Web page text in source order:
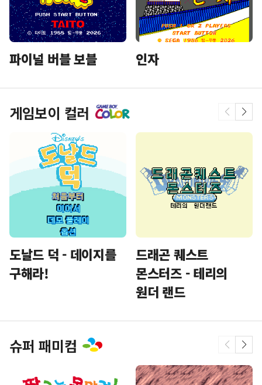
파이널 버블 보블 인자
게임보이 컬러
도날드 덕 - 데이지를
구해라!
드래곤 퀘스트
몬스터즈 - 테리의
원더 랜드
슈퍼 패미컴